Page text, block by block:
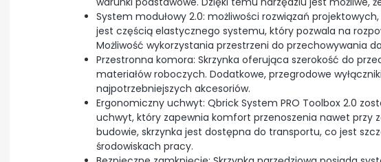
System modułowy 2.0: możliwości rozwiązań
jest częścią elastycznego systemu, który pozwala na
Możliwość wykorzystania przestrzeni do przechowywania
Przestronna komora: Skrzynka oferująca szerokość do
materiałów roboczych. Dodatkowe, przegrodowe
najpotrzebniejszych akcesoriów.
Ergonomiczny uchwyt: Qbrick System PRO Toolbox 2.0
uchwyt, który zapewnia komfort przenoszenia nawet przy
budowie, skrzynka jest dostępna do transportu, co jest
środowiskach pracy.